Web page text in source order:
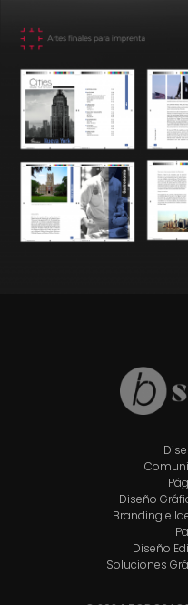
Diseño
Branding e
Diseño
Soluciones